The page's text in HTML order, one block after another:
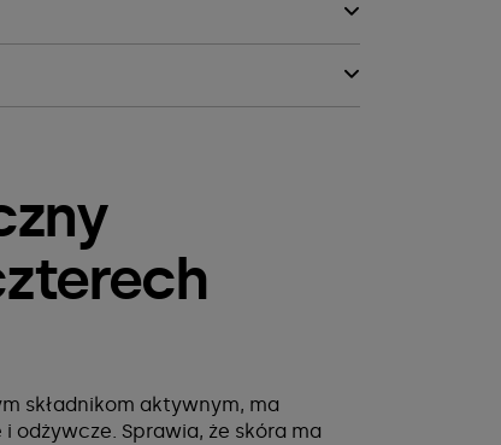
składnikom aktywnym, ma
odżywcze. Sprawia, że skóra ma